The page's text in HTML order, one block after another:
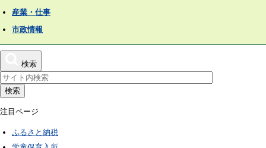
産業・仕事
市政情報
検索
検索
注目ページ
ふるさと納税